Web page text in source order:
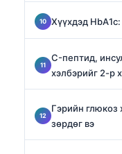
Хүүхдэд
C-пептид,
хэлбэрийг 2-р
Гэрийн глюкоз
зөрдөг вэ